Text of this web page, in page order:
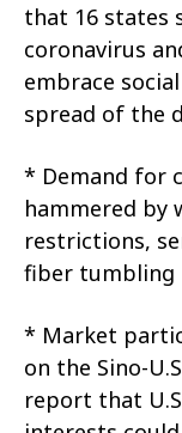
that 16 states
coronavirus
embrace
spread of the
* Demand for
hammered by
restrictions,
fiber tumbling
* Market
on the Sino-
report that